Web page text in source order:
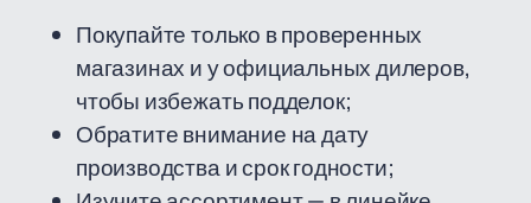
Покупайте только в проверенных
магазинах и у официальных дилеров,
чтобы избежать подделок;
Обратите внимание на дату
производства и срок годности;